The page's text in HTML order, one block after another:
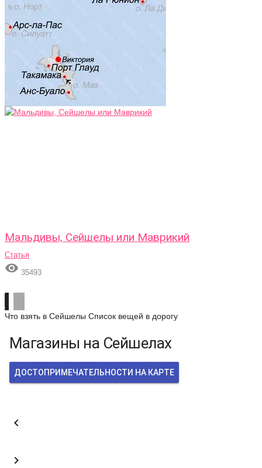
Мальдивы, Сейшелы или Маврикий
Статья
 35493
Что взять в Сейшелы Список вещей в дорогу
Магазины на Сейшелах
ДОСТОПРИМЕЧАТЕЛЬНОСТИ НА КАРТЕ

